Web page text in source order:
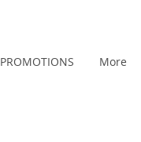
PROMOTIONS More